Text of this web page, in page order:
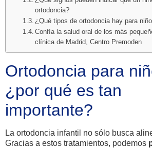
ortodoncia?
¿Qué tipos de ortodoncia hay para
Confía la salud oral de los más
clínica de Madrid, Centro Premoden
Ortodoncia para
¿por qué es tan
importante?
La ortodoncia infantil no sólo busca
Gracias a estos tratamientos, podemos